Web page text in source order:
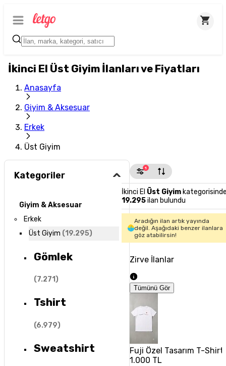
İkinci El Üst Giyim İlanları ve Fiyatları
Anasayfa
Giyim & Aksesuar
Erkek
Üst Giyim
Kategoriler
Giyim & Aksesuar
Erkek
Üst Giyim (19.295)
Gömlek
(7.271)
Tshirt
(6.979)
Sweatshirt
1
İkinci El Üst Giyim
19.295ilan bulundu
Aradığın ilan artık yayında
değil. Aşağıdaki benzer ilanlara
göz atabilirsin!
Zirve İlanlar
Tümünü Gör
Fuji Özel Tasarım T-Shirt
1.000 TL